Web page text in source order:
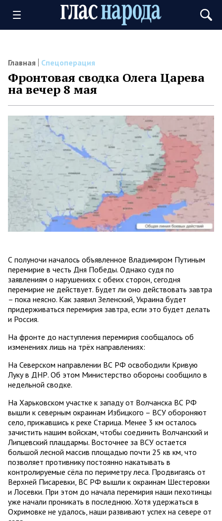
Главная Спецоперация
Фронтовая сводка Олега Царева
на вечер 8 мая
С полуночи началось объявленное Владимиром Путиным
перемирие в честь Дня Победы. Однако судя по
заявлениям о нарушениях с обеих сторон, сегодня
перемирие не действует. Будет ли оно действовать завтра
– пока неясно. Как заявил Зеленский, Украина будет
придерживаться перемирия завтра, если это будет делать
и Россия.
На фронте до наступления перемирия сообщалось об
изменениях лишь на трёх направлениях:
На Северском направлении ВС РФ освободили Кривую
Луку в ДНР. Об этом Министерство обороны сообщило в
недельной сводке.
На Харьковском участке к западу от Волчанска ВС РФ
вышли к северным окраинам Избицкого – ВСУ обороняют
село, прижавшись к реке Старица. Менее 3 км осталось
зачистить нашим войскам, чтобы соединить Волчанский и
Липцевский плацдармы. Восточнее за ВСУ остается
большой лесной массив площадью почти 25 кв км, что
позволяет противнику постоянно накатывать в
контролируемые сёла по периметру леса. Продвигаясь от
Верхней Писаревки, ВС РФ вышли к окраинам Шестеровки
и Лосевки. При этом до начала перемирия наши пехотинцы
уже начали проникать в последнюю. Хотя удержаться в
Охримовке не удалось, наши развивают успех на севере от